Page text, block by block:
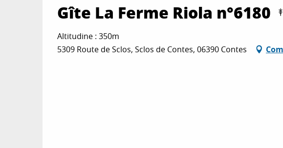
Gîte La Ferme Riola n°6180
Altitudine : 350m
5309 Route de Sclos, Sclos de Contes, 06390 Contes